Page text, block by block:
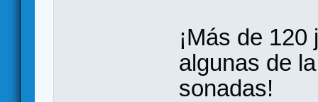
¡Más de
algunas de
sonadas!